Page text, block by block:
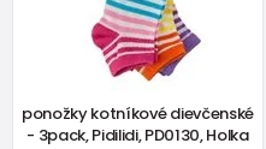
ponožky kotníkové dievčenské
- 3pack, Pidilidi, PD0130, Holka